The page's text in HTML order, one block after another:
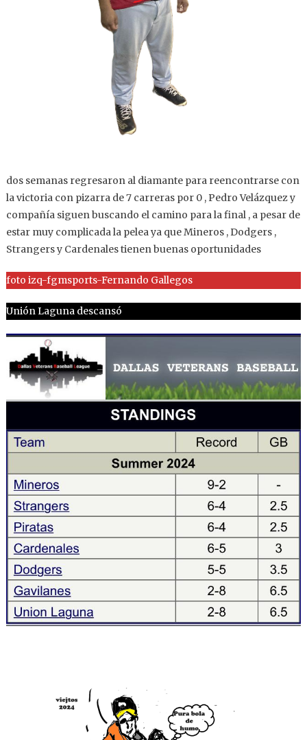
dos semanas regresaron al diamante para reencontrarse con
la victoria con pizarra de 7 carreras por 0 , Pedro Velázquez y
compañía siguen buscando el camino para la final , a pesar de
estar muy complicada la pelea ya que Mineros , Dodgers ,
Strangers y Cardenales tienen buenas oportunidades
foto izq-fgmsports-Fernando Gallegos
Unión Laguna descansó